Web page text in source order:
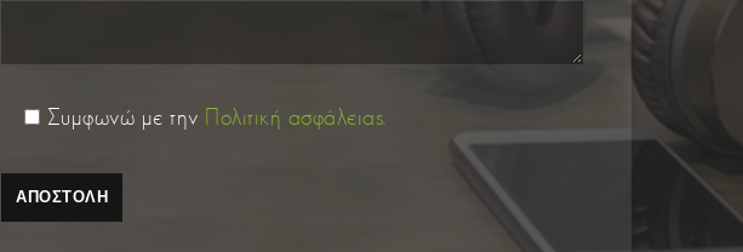
Συμφωνώ με την Πολιτική ασφάλειας.